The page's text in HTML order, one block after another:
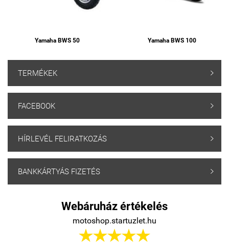
Yamaha BWS 50 Yamaha BWS 100
TERMÉKEK 
FACEBOOK 
HÍRLEVÉL FELIRATKOZÁS 
BANKKÁRTYÁS FIZETÉS 
Webáruház értékelés
motoshop.startuzlet.hu
